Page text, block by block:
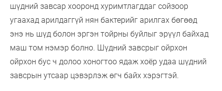
шүдний завсар хооронд хуримтлагддаг сойзоор
угаахад арилдаггүй нян бактерийг арилгах бөгөөд
энэ нь шүд болон эргэн тойрны буйлыг эрүүл байхад
маш том нэмэр болно. Шүдний завсрыг ойрхон
ойрхон бус ч долоо хоногтоо ядаж хоёр удаа шүдний
завсрын утсаар цэвэрлэж өгч байх хэрэгтэй.